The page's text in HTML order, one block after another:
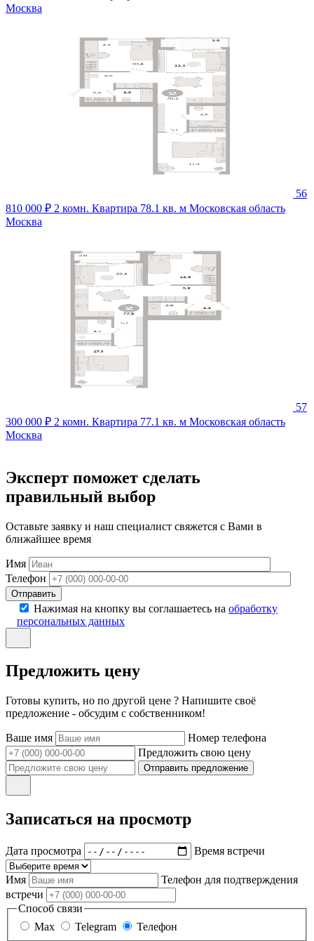
Москва
56
810 000 ₽ 2 комн. Квартира 78.1 кв. м Московская область
Москва
57
300 000 ₽ 2 комн. Квартира 77.1 кв. м Московская область
Москва
Эксперт поможет сделать
правильный выбор
Оставьте заявку и наш специалист свяжется с Вами в
ближайшее время
Имя
Телефон
Отправить
Нажимая на кнопку вы соглашаетесь на обработку
персональных данных
Предложить цену
Готовы купить, но по другой цене ? Напишите своё
предложение - обсудим с собственником!
Ваше имя
Номер телефона
Предложить свою цену
Отправить предложение
Записаться на просмотр
Дата просмотра Время встречи
Имя
Телефон для подтверждения
встречи
Способ связи
Max
Telegram Телефон